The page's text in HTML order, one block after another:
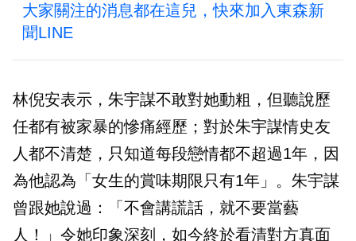
大家關注的消息都在這兒，快來加入東森新
聞LINE
林倪安表示，朱宇謀不敢對她動粗，但聽說歷
任都有被家暴的慘痛經歷；對於朱宇謀情史友
人都不清楚，只知道每段戀情都不超過1年，因
為他認為「女生的賞味期限只有1年」。朱宇謀
曾跟她說過：「不會講謊話，就不要當藝
人！」令她印象深刻，如今終於看清對方真面